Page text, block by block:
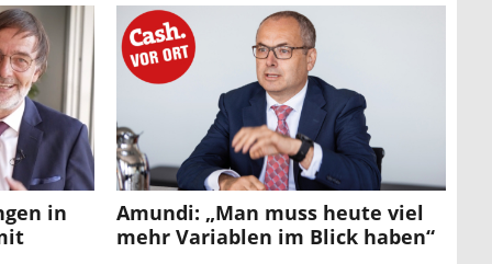
in
Amundi: „Man muss heute viel
mehr Variablen im Blick haben“